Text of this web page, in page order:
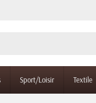
Sport/Loisir Textile